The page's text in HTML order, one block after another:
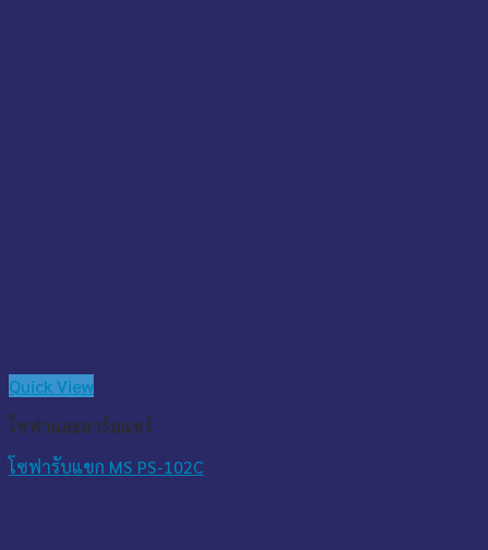
Quick View
โซฟาและอาร์มแชร์
โซฟารับแขก MS PS-102C